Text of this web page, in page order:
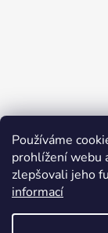
Používáme
prohlížení webu
zlepšovali jeho
informací